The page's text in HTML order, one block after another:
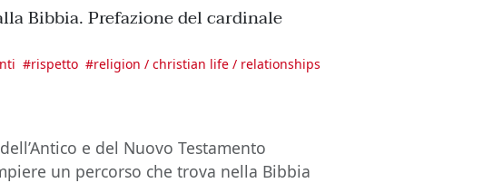
Bibbia. Prefazione del cardinale
#rispetto #religion / christian life / relationships
e del Nuovo Testamento
un percorso che trova nella Bibbia